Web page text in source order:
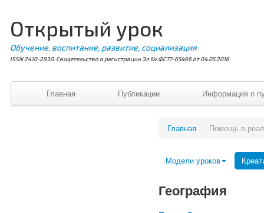
Открытый урок
Обучение, воспитание, развитие, социализация
ISSN 2410-2830. Свидетельство о регистрации Эл № ФС77-65466 от 04.05.2016
Главная Публикации Информация о
Главная / Помощь в
Модели уроков
География